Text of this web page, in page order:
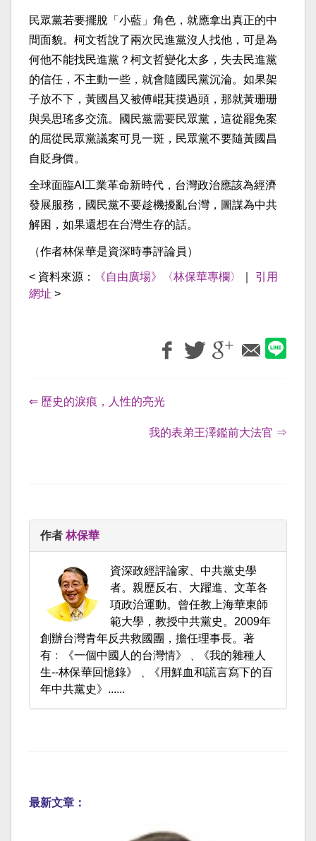
民眾黨若要擺脫「小藍」角色，就應拿出真正的中
間面貌。柯文哲說了兩次民進黨沒人找他，可是為
何他不能找民進黨？柯文哲變化太多，失去民進黨
的信任，不主動一些，就會隨國民黨沉淪。如果架
子放不下，黃國昌又被傅崐萁摸過頭，那就黃珊珊
與吳思瑤多交流。國民黨需要民眾黨，這從罷免案
的屈從民眾黨議案可見一斑，民眾黨不要隨黃國昌
自貶身價。
全球面臨AI工業革命新時代，台灣政治應該為經濟
發展服務，國民黨不要趁機擾亂台灣，圖謀為中共
解困，如果還想在台灣生存的話。
（作者林保華是資深時事評論員）
< 資料來源： 《自由廣場》〈林保華專欄〉
引用
網址 >
⇐ 歷史的淚痕，人性的亮光
我的表弟王澤鑑前大法官 ⇒
作者 林保華
資深政經評論家、中共黨史學
者。親歷反右、大躍進、文革各
項政治運動。曾任教上海華東師
範大學，教授中共黨史。2009年
創辦台灣青年反共救國團，擔任理事長。著
有﹕《一個中國人的台灣情》﹑《我的雜種人
生--林保華回憶錄》﹑《用鮮血和謊言寫下的百
年中共黨史》......
最新文章：